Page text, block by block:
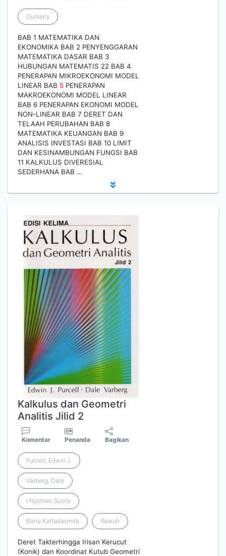
Dumairy
BAB 1 MATEMATIKA DAN
EKONOMIKA BAB 2 PENYENGGARAN
MATEMATIKA DASAR BAB 3
HUBUNGAN MATEMATIS 22 BAB 4
PENERAPAN MIKROEKONOMI MODEL
LINEAR BAB 5 PENERAPAN
MAKROEKONOMI MODEL LINEAR
BAB 6 PENERAPAN EKONOMI MODEL
NON-LINEAR BAB 7 DERET DAN
TELAAH PERUBAHAN BAB 8
MATEMATIKA KEUANGAN BAB 9
ANALISIS INVESTASI BAB 10 LIMIT
DAN KESINAMBUNGAN FUNGSI BAB
11 KALKULUS DIVERESIAL
SEDERHANA BAB …
Kalkulus dan Geometri
Analitis Jilid 2
Komentar Penanda Bagikan
Purcell, Edwin J.
Varberg, Dale
I Nyoman Susila
Bana Kartasasmita Rawuh
Deret Takterhingga Irisan Kerucut
(Konik) dan Koordinat Kutub Geometri